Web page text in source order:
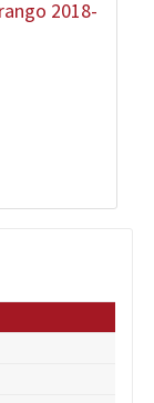
2018-